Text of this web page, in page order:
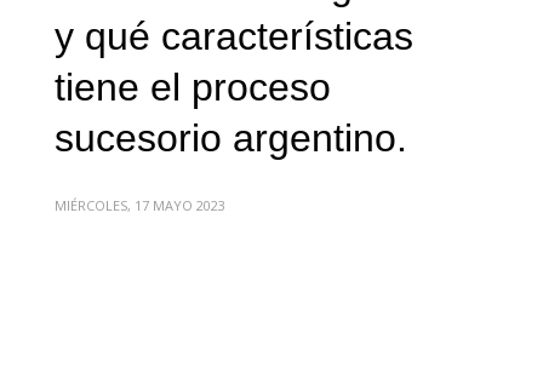
y qué características
tiene el proceso
sucesorio argentino.
MIÉRCOLES, 17 MAYO 2023